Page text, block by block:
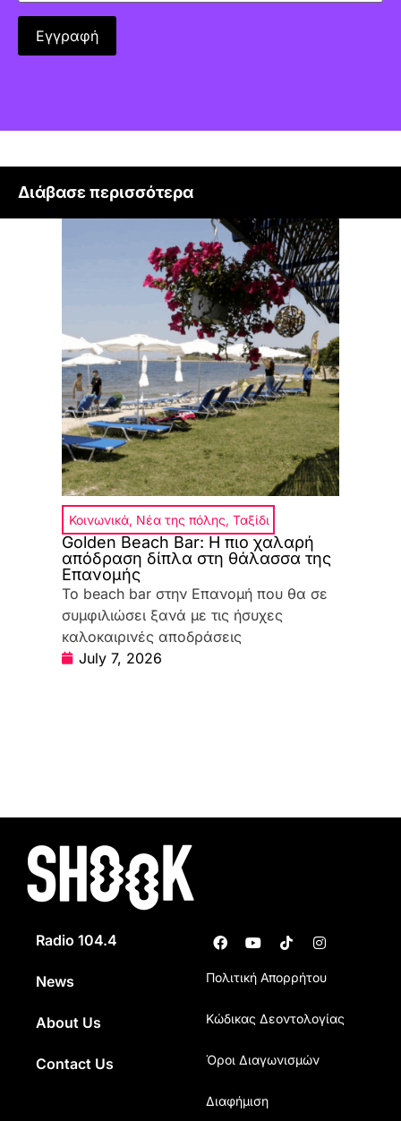
Διάβασε περισσότερα
Κοινωνικά, Νέα της πόλης, Ταξίδι
Golden Beach Bar: Η πιο χαλαρή
απόδραση δίπλα στη θάλασσα της
Επανομής
Το beach bar στην Επανομή που θα σε
συμφιλιώσει ξανά με τις ήσυχες
καλοκαιρινές αποδράσεις
July 7, 2026
Radio 104.4
News
About Us
Contact Us
Πολιτική Απορρήτου
Κώδικας Δεοντολογίας
Όροι Διαγωνισμών
Διαφήμιση